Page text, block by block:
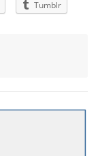
Tumblr